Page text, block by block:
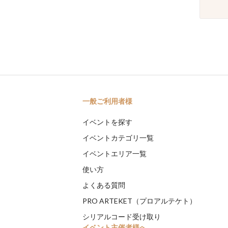
一般ご利用者様
イベントを探す
イベントカテゴリ一覧
イベントエリア一覧
使い方
よくある質問
PRO ARTEKET（プロアルテケト）
シリアルコード受け取り